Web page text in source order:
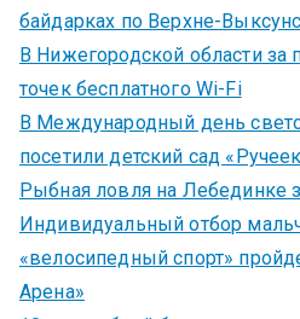
байдарках по Верхне-
В Нижегородской области за
точек бесплатного Wi-Fi
В Международный день
посетили детский сад
Рыбная ловля на Лебединке
Индивидуальный отбор
«велосипедный спорт»
Арена»